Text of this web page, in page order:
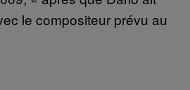
le compositeur prévu au